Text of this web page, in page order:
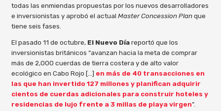
todas las enmiendas propuestas por los nuevos desarrolladores
e inversionistas y aprobó el actual Master Concession Planque
tiene seis fases.
El pasado 11 de octubre,El Nuevo Díareportó que los
inversionistas británicos “avanzan hacia la meta de comprar
más de 2,000 cuerdas de tierra costera y de alto valor
ecológico en Cabo Rojo […] en más de 40 transacciones en
las que han invertido 127 millones y planifican adquirir
cientos de cuerdas adicionales para construir hoteles y
residencias de lujo frente a 3 millas de playa virgen”.